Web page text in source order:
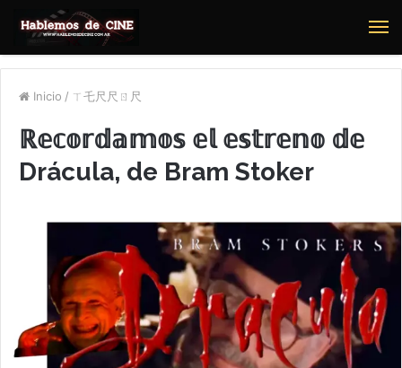
Inicio / ㄒ乇尺尺ㄖ尺
ℝ𝕖𝕔𝕠𝕣𝕕𝕒𝕞𝕠𝕤 𝕖𝕝 𝕖𝕤𝕥𝕣𝕖𝕟𝕠 𝕕𝕖
Drácula, de Bram Stoker